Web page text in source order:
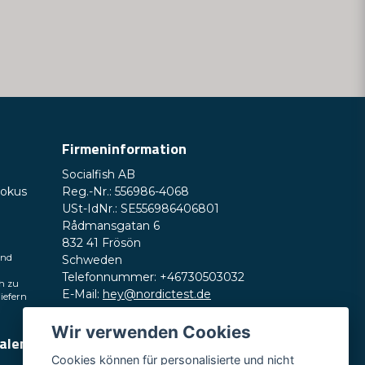
zu
Firmeninformation
Socialfish AB
Reg.-Nr.: 556986-4068
USt-IdNr.: SE556986406801
Rådmansgatan 6
832 41 Frösön
Schweden
Telefonnummer: +46730503032
E-Mail: hey@nordictest.de
Öffnungszeiten:
Mo.–Fr. 10:00–17:00 Uhr (CET)
Wir verwenden Cookies
Cookies können für personalisierte und nicht